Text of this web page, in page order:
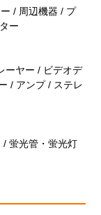
/ 周辺機器 / プ
ー
ーヤー / ビデオデ
/ アンプ / ステレ
/ 蛍光管・蛍光灯